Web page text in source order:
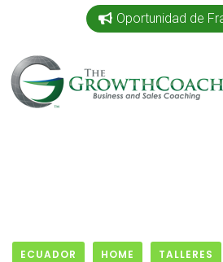
Oportunidad de
ECUADOR HOME TALLERES